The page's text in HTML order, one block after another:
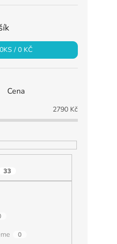
0KS /0 KČ
Cena
2790Kč
33
0